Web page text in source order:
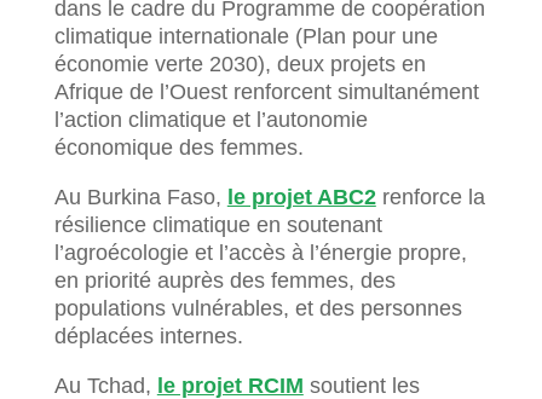
dans le cadre du Programme de coopération
climatique internationale (Plan pour une
économie verte 2030), deux projets en
Afrique de l’Ouest renforcent simultanément
l’action climatique et l’autonomie
économique des femmes.
Au Burkina Faso, le projet ABC2renforce la
résilience climatique en soutenant
l’agroécologie et l’accès à l’énergie propre,
en priorité auprès des femmes, des
populations vulnérables, et des personnes
déplacées internes.
Au Tchad, le projet RCIM soutient les